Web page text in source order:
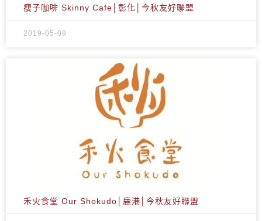
瘦子咖啡 Skinny Cafe│彰化│今秋友好聯盟
2019-05-09
禾火食堂 Our Shokudo│鹿港│今秋友好聯盟